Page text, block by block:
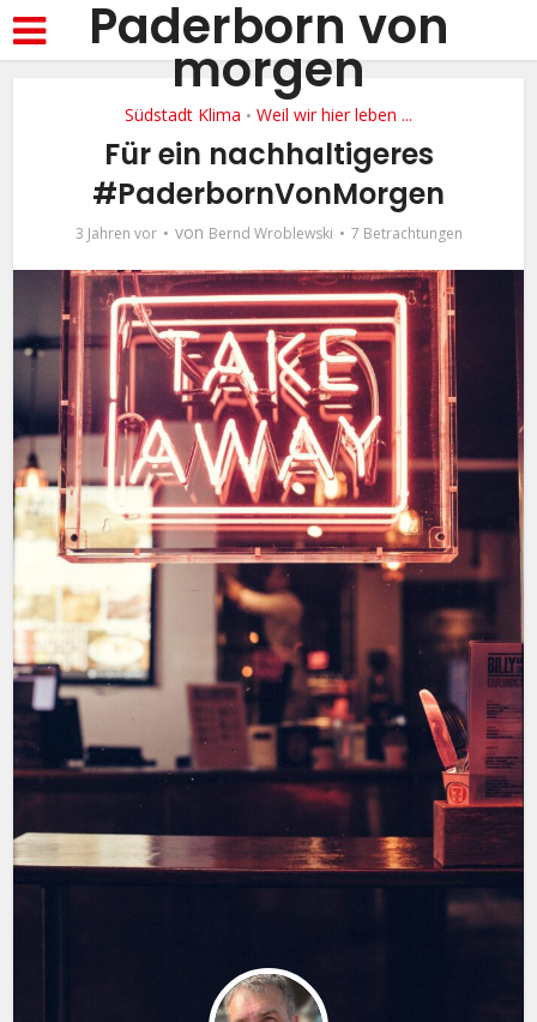
Paderborn von
morgen
Südstadt Klima • Weil wir hier leben ...
Für ein nachhaltigeres
#PaderbornVonMorgen
3 Jahren vor von Bernd Wroblewski 7 Betrachtungen